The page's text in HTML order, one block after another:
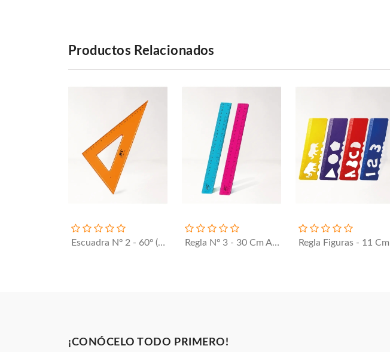
Productos Relacionados
Escuadra Nº 2 - 60º (25 Cm) Regla Nº 3 - 30 Cm Acanalada Regla Figuras - 11 Cm
¡CONÓCELO TODO PRIMERO!